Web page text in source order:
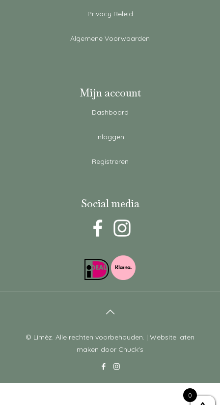
Privacy Beleid
Algemene Voorwaarden
Mijn account
Dashboard
Inloggen
Registreren
Social media
© Limèz. Alle rechten voorbehouden. | Website laten
maken door Chuck's
0